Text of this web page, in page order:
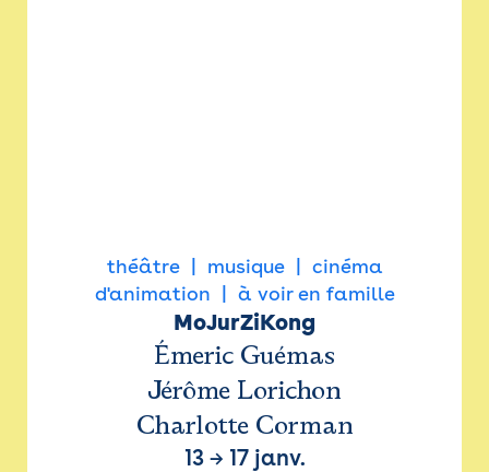
théâtre musique
cinéma
d'animation
à voir en famille
MoJurZiKong
Émeric Guémas
Jérôme Lorichon
Charlotte Corman
13→ 17 janv.